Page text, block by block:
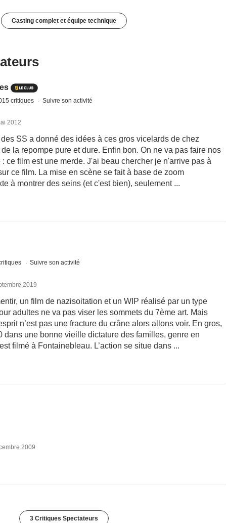
Casting complet et équipe technique
critiques Suivre son activité
2012
des SS a donné des idées à ces gros vicelards de chez
la repompe pure et dure. Enfin bon. On ne va pas faire nos
ce film est une merde. J'ai beau chercher je n'arrive pas à
ce film. La mise en scène se fait à base de zoom
à montrer des seins (et c'est bien), seulement ...
Suivre son activité
2019
un film de nazisoitation et un WIP réalisé par un type
adultes ne va pas viser les sommets du 7ème art. Mais
n’est pas une fracture du crâne alors allons voir. En gros,
dans une bonne vieille dictature des familles, genre en
filmé à Fontainebleau. L’action se situe dans ...
2009
3 Critiques Spectateurs